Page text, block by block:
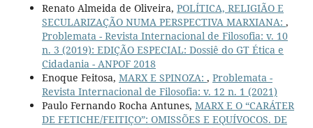
Renato Almeida de Oliveira, POLÍTICA, RELIGIÃO E
SECULARIZAÇÃO NUMA PERSPECTIVA MARXIANA: ,
Problemata - Revista Internacional de Filosofia: v. 10
n. 3 (2019): EDIÇÃO ESPECIAL: Dossiê do GT Ética e
Cidadania - ANPOF 2018
Enoque Feitosa, MARX E SPINOZA: , Problemata -
Revista Internacional de Filosofia: v. 12 n. 1 (2021)
Paulo Fernando Rocha Antunes, MARX E O “CARÁTER
DE FETICHE/FEITIÇO”: OMISSÕES E EQUÍVOCOS. DE